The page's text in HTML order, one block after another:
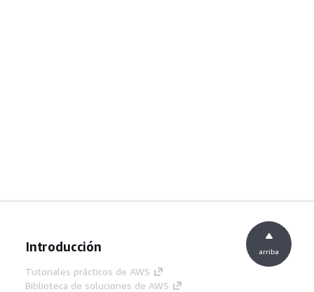
Introducción
Tutoriales prácticos de AWS
Biblioteca de soluciones de AWS
arriba